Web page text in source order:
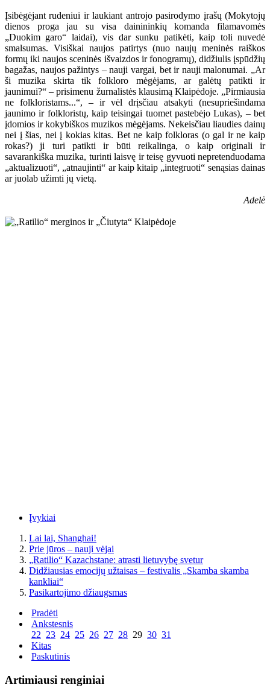
Įsibėgėjant rudeniui ir laukiant antrojo pasirodymo įrašų (Mokytojų
dienos proga jau su visa dainininkių komanda filamavomės
„Duokim garo“ laidai), vis dar sunku patikėti, kaip toli nuvedė
smalsumas. Visiškai naujos patirtys (nuo naujų meninės raiškos
formų iki naujos sceninės išvaizdos ir fonogramų), didžiulis įspūdžių
bagažas, naujos pažintys – nauji vargai, bet ir nauji malonumai. „Ar
ši muzika skirta tik folkloro mėgėjams, ar galėtų patikti ir
jaunimui?“ – prisimenu žurnalistės klausimą Klaipėdoje. „Pirmiausia
ne folkloristams...“, – ir vėl drįsčiau atsakyti (nesupriešindama
jaunimo ir folkloristų, kaip teisingai tuomet pastebėjo Lukas), – bet
įdomios ir kokybiškos muzikos mėgėjams. Nekeisčiau liaudies dainų
nei į šias, nei į kokias kitas. Bet ne kaip folkloras (o gal ir ne kaip
rokas?) ji turi patikti ir būti reikalinga, o kaip originali ir
savarankiška muzika, turinti laisvę ir teisę gyvuoti nepretenduodama
„aktualizuoti“, „atnaujinti“ ar kaip kitaip „integruoti“ senąsias dainas
ar juolab užimti jų vietą.
Adelė
Įvykiai
Lai lai, Shanghai!
Prie jūros – nauji vėjai
„Ratilio“ Kazachstane: atrasti lietuvybę svetur
Didžiausias emocijų užtaisas – festivalis „Skamba skamba
kankliai“
Pasikartojimo džiaugsmas
Pradėti
Ankstesnis
22 23 24 25 26 27 28 29 30 31
Kitas
Paskutinis
Artimiausi renginiai